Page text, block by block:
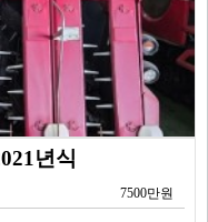
년식
7500만원